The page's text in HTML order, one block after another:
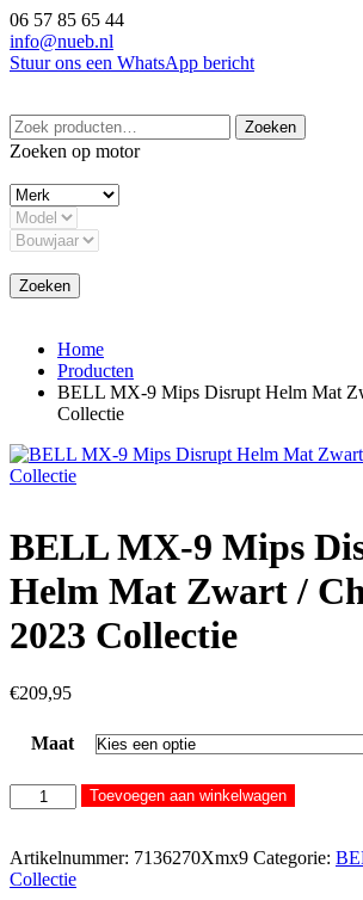
Ga
naar
de
06 57 85 65 44
info@nueb.nl
Stuur ons een WhatsApp bericht
Zoeken
naar:
Zoeken
Zoeken op motor
Zoeken
Home
Producten
BELL MX-9 Mips Disrupt Helm Mat
Collectie
BELL MX-9 Mips
Helm Mat Zwart /
2023 Collectie
€209,95
Maat
BELL
MX-
Mips
Disrupt
Toevoegen aan winkelwagen
Artikelnummer: 7136270Xmx9 Categorie:
Collectie